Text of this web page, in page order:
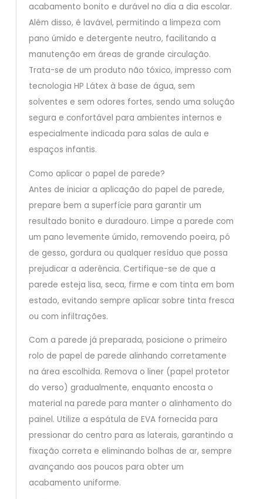
acabamento bonito e durável no dia a dia escolar.
Além disso, é lavável, permitindo a limpeza com
pano úmido e detergente neutro, facilitando a
manutenção em áreas de grande circulação.
Trata-se de um produto não tóxico, impresso com
tecnologia HP Látex à base de água, sem
solventes e sem odores fortes, sendo uma solução
segura e confortável para ambientes internos e
especialmente indicada para salas de aula e
espaços infantis.
Como aplicar o papel de parede?
Antes de iniciar a aplicação do papel de parede,
prepare bem a superfície para garantir um
resultado bonito e duradouro. Limpe a parede com
um pano levemente úmido, removendo poeira, pó
de gesso, gordura ou qualquer resíduo que possa
prejudicar a aderência. Certifique-se de que a
parede esteja lisa, seca, firme e com tinta em bom
estado, evitando sempre aplicar sobre tinta fresca
ou com infiltrações.
Com a parede já preparada, posicione o primeiro
rolo de papel de parede alinhando corretamente
na área escolhida. Remova o liner (papel protetor
do verso) gradualmente, enquanto encosta o
material na parede para manter o alinhamento do
painel. Utilize a espátula de EVA fornecida para
pressionar do centro para as laterais, garantindo a
fixação correta e eliminando bolhas de ar, sempre
avançando aos poucos para obter um
acabamento uniforme.